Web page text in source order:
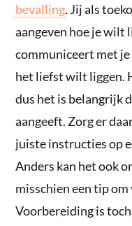
bevalling. Jij als
aangeven hoe je wilt
communiceert met
het liefst wilt liggen.
dus het is belangrijk
aangeeft. Zorg er
juiste instructies op
Anders kan het ook
misschien een tip
Voorbereiding is